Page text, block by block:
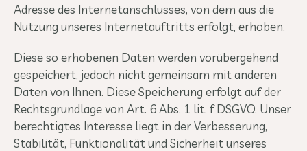
Adresse des Internetanschlusses, von dem aus die
Nutzung unseres Internetauftritts erfolgt, erhoben.
Diese so erhobenen Daten werden vorübergehend
gespeichert, jedoch nicht gemeinsam mit anderen
Daten von Ihnen. Diese Speicherung erfolgt auf der
Rechtsgrundlage von Art. 6 Abs. 1 lit. f DSGVO. Unser
berechtigtes Interesse liegt in der Verbesserung,
Stabilität, Funktionalität und Sicherheit unseres